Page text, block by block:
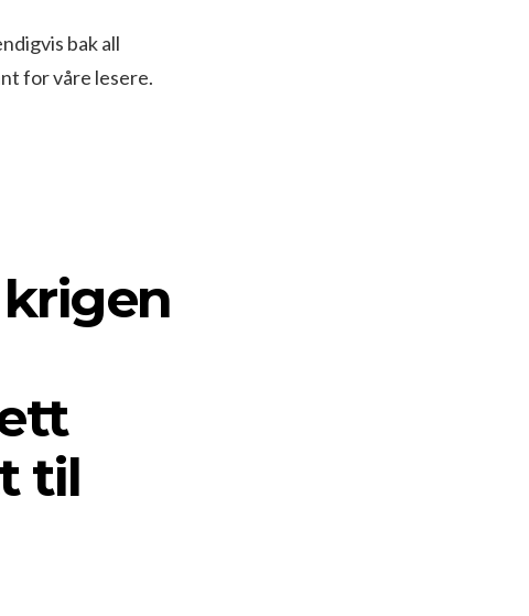
bak all
for våre lesere.
til